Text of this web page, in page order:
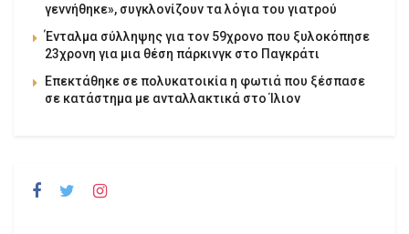
γεννήθηκε», συγκλονίζουν τα λόγια του γιατρού
Ένταλμα σύλληψης για τον 59χρονο που ξυλοκόπησε
23χρονη για μια θέση πάρκινγκ στο Παγκράτι
Επεκτάθηκε σε πολυκατοικία η φωτιά που ξέσπασε
σε κατάστημα με ανταλλακτικά στο Ίλιον